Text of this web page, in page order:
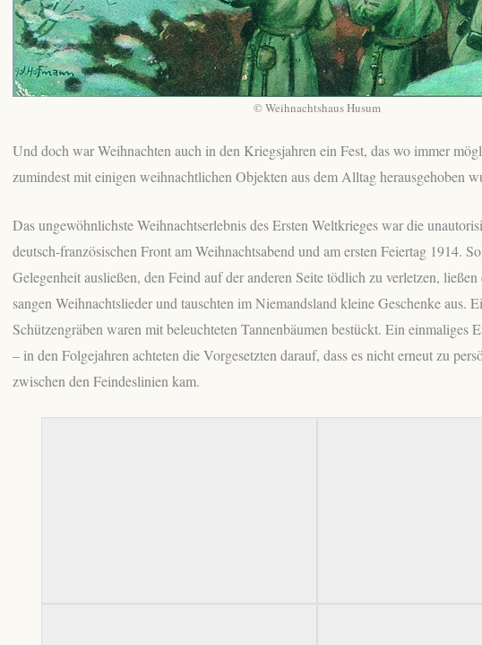
© Weihnachtshaus Husum
Und doch war Weihnachten auch in den Kriegsjahren ein Fest, das wo immer
zumindest mit einigen weihnachtlichen Objekten aus dem Alltag herausgehoben
Das ungewöhnlichste Weihnachtserlebnis des Ersten Weltkrieges war die
deutsch-französischen Front am Weihnachtsabend und am ersten Feiertag 1914.
Gelegenheit ausließen, den Feind auf der anderen Seite tödlich zu verletzen,
sangen Weihnachtslieder und tauschten im Niemandsland kleine Geschenke aus.
Schützengräben waren mit beleuchteten Tannenbäumen bestückt. Ein einmaliges
– in den Folgejahren achteten die Vorgesetzten darauf, dass es nicht erneut zu
zwischen den Feindeslinien kam.